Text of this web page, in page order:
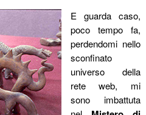
E guarda caso,
poco tempo fa,
perdendomi nello
sconfinato
universo della
rete web, mi
sono imbattuta